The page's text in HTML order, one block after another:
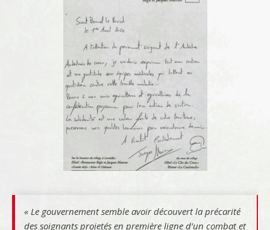
« Le gouvernement semble avoir découvert la précarité
des soignants projetés en première ligne d’un combat et